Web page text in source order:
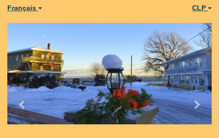
Français CLP
Next